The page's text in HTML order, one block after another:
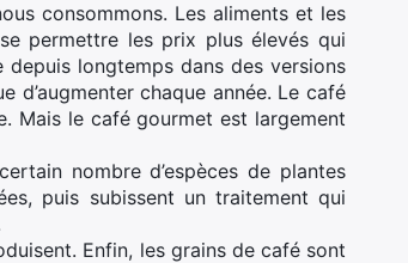
consommons. Les aliments et les
permettre les prix plus élevés qui
longtemps dans des versions
chaque année. Le café
Mais le café gourmet est largement
nombre d’espèces de plantes
puis subissent un traitement qui
Enfin, les grains de café sont